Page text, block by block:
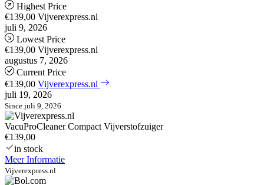
Highest Price
€139,00 Vijverexpress.nl
juli 9, 2026
Lowest Price
€139,00 Vijverexpress.nl
augustus 7, 2026
Current Price
€139,00 Vijverexpress.nl
juli 19, 2026
Since juli 9, 2026
VacuProCleaner Compact Vijverstofzuiger
€139,00
in stock
Meer Informatie
Vijverexpress.nl